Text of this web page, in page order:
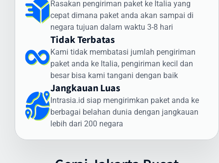
Sertifikat dan dokumen akademik
Dokumen imigrasi dan visa
Dokumen perbankan dan keuangan
Dokumen teknis dan spesifikasi produk
Keunggulan Layanan Dokumen Intrasia.id:
Pengiriman express prioritas
Pelacakan end-to-end
Kemasan khusus tahan air
Penanganan oleh staf terlatih
Jaminan keamanan dan kerahasiaan
Bukti pengiriman dan penerimaan
Rasakan pengiriman paket ke Italia yang
cepat dimana paket anda akan sampai di
negara tujuan dalam waktu 3-8 hari
Tidak Terbatas
Kami tidak membatasi jumlah pengiriman
paket anda ke Italia, pengiriman kecil dan
besar bisa kami tangani dengan baik
Jangkauan Luas
Intrasia.id siap mengirimkan paket anda ke
berbagai belahan dunia dengan jangkauan
lebih dari 200 negara